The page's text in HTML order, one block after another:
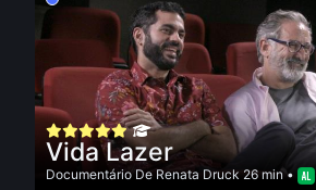
Vida Lazer
DocumentárioDe Renata Druck 26 min •